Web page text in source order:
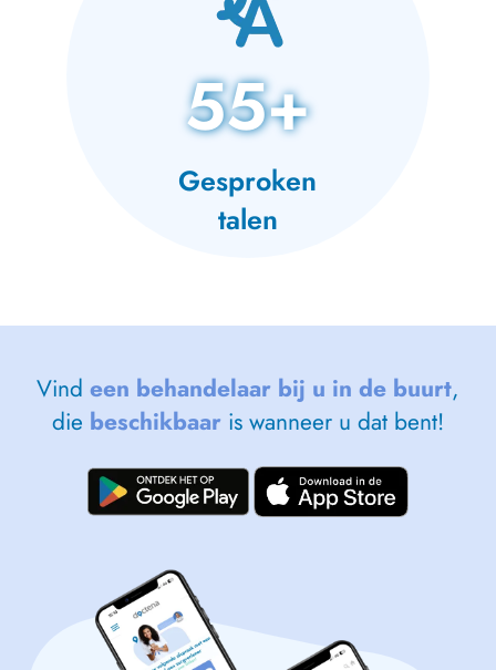
55+
Gesproken
talen
Vindeen behandelaar bij u in de buurt,
die beschikbaaris wanneer u dat bent!